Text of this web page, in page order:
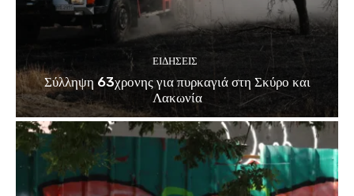
ΕΙΔΗΣΕΙΣ
Σύλληψη 63χρονης για πυρκαγιά στη Σκύρο και
Λακωνία